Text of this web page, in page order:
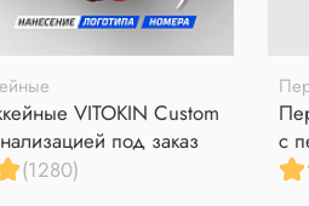
VITOKIN Custom
под заказ
(1280)
с